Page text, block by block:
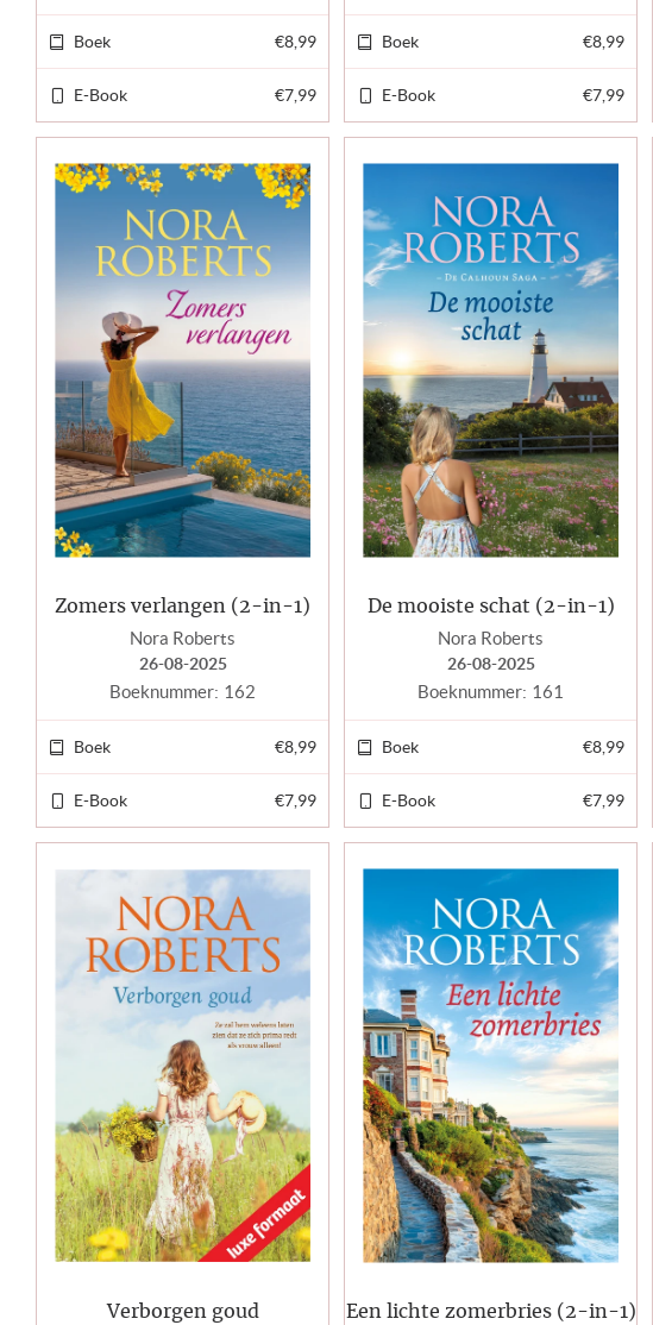
Boek €8,99
E-Book €7,99
Boek €8,99
E-Book €7,99
Zomers verlangen (2-in-1)
Nora Roberts
26-08-2025
Boeknummer: 162
Boek €8,99
E-Book €7,99
De mooiste schat (2-in-1)
Nora Roberts
26-08-2025
Boeknummer: 161
Boek €8,99
E-Book €7,99
Verborgen goud Een lichte zomerbries (2-in-1)